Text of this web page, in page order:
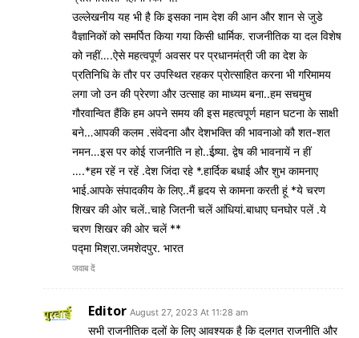
उल्लेखनीय यह भी है कि इसका नाम देश की आन और शान से जुडे
वैज्ञानिकों को समर्पित किया गया किसी धार्मिक. राजनीतिक या दल विशेष
को नहीं….ऐसे महत्वपूर्ण अवसर पर प्रधानमंत्री जी का देश के
प्रतिनिधि के तौर पर उपस्थित रहकर प्रोत्साहित करना भी गरिमामय
लगा जो उन की प्रेरणा और उत्साह का माध्यम बना..हम सचमुच
गौरवान्वित हैंकि हम अपने समय की इस महत्वपूर्ण महान घटना के साक्षी
बने…आपकी कलम .संवेदना और देशभक्ति की भावनाओ कौ शत-शत
नमन…इस पर कोई राजनीति न हो..ईष्र्या. द्वेष की भावनायें न हीं
….*हम रहें न रहें .देश जिंदा रहे *.हार्दिक बधाई और शुभ कामनाए
भाई.आपके संपादकीय के लिए..मैं हृदय से कामना करती हूं *ये चरण
शिखर की ओर चलें..चाहे जितनी चलें आंधियां.बाधाए घनघोर पलें .ये
चरण शिखर की ओर चलें **
पद्मा मिश्रा.जमशेदपुर. भारत
जवाब दें
Editor August 27, 2023 At 11:28 am
सभी राजनीतिक दलों के लिए आवश्यक है कि दलगत राजनीति और